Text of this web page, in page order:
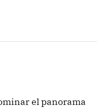
el panorama